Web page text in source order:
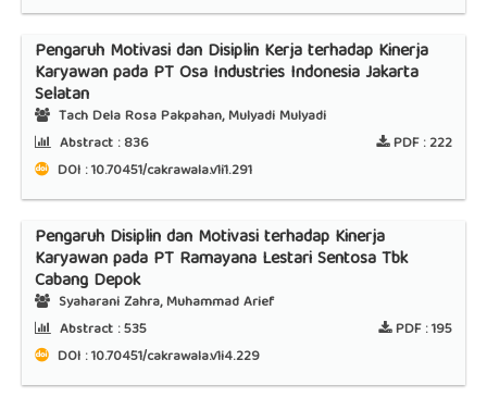
Pengaruh Motivasi dan Disiplin Kerja terhadap Kinerja
Karyawan pada PT Osa Industries Indonesia Jakarta
Selatan
Tach Dela Rosa Pakpahan, Mulyadi Mulyadi
Abstract :836 PDF :222
DOI : 10.70451/cakrawala.v1i1.291
Pengaruh Disiplin dan Motivasi terhadap Kinerja
Karyawan pada PT Ramayana Lestari Sentosa Tbk
Cabang Depok
Syaharani Zahra, Muhammad Arief
Abstract :535 PDF :195
DOI : 10.70451/cakrawala.v1i4.229